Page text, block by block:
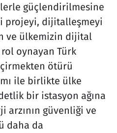
güçlendirilmesine
projeyi, dijitalleşmeyi
ve ülkemizin dijital
oynayan Türk
ötürü
ile birlikte ülke
bir istasyon ağına
arzının güvenliği ve
daha da